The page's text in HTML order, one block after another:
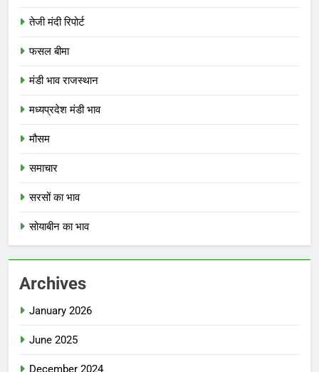
तेजी मंदी रिपोर्ट
फसल बीमा
मंडी भाव राजस्थान
मध्यप्रदेश मंडी भाव
मौसम
समाचार
सरसों का भाव
सोयाबीन का भाव
Archives
January 2026
June 2025
December 2024